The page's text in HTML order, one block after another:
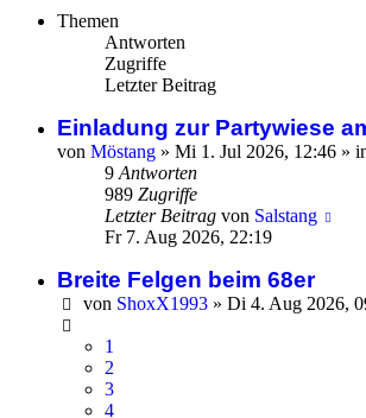
Themen
Antworten
Zugriffe
Letzter Beitrag
Einladung zur Partywiese
von Möstang » Mi 1. Jul 2026, 12:46 »
9 Antworten
989 Zugriffe
Letzter Beitrag von Salstang
Fr 7. Aug 2026, 22:19
Breite Felgen beim 68er
von ShoxX1993 » Di 4. Aug 2026,
1
2
3
4